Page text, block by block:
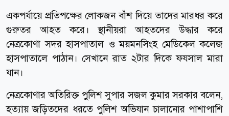
একপর্যায়ে প্রতিপক্ষের লোকজন বাঁশ দিয়ে তাদের মারধর করে
গুরুতর আহত করে। স্থানীয়রা আহতদের উদ্ধার করে
নেত্রকোণা সদর হাসপাতাল ও ময়মনসিংহ মেডিকেল কলেজ
হাসপাতালে পাঠান। সেখানে রাত ২টার দিকে ফযসাল মারা
যান।
নেত্রকোণার অতিরিক্ত পুলিশ সুপার সজল কুমার সরকার বলেন,
হত্যায় জড়িতদের ধরতে পুলিশ অভিযান চালানোর পাশাপাশি